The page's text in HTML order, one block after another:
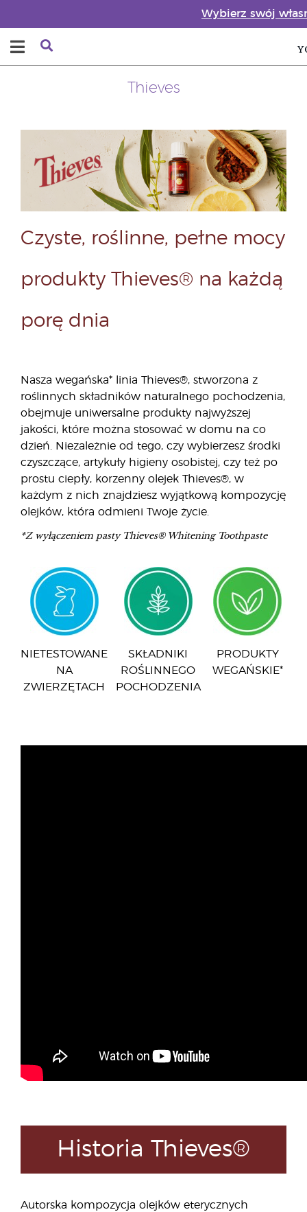
Wybierz swój
Thieves
Czyste, roślinne, pełne mocy
produkty Thieves® na każdą
porę dnia
Nasza wegańska* linia Thieves®, stworzona z
roślinnych składników naturalnego pochodzenia,
obejmuje uniwersalne produkty najwyższej
jakości, które można stosować w domu na co
dzień. Niezależnie od tego, czy wybierzesz środki
czyszczące, artykuły higieny osobistej, czy też po
prostu ciepły, korzenny olejek Thieves®, w
każdym z nich znajdziesz wyjątkową kompozycję
olejków, która odmieni Twoje życie.
*Z wyłączeniem pasty Thieves® Whitening Toothpaste
NIETESTOWANE
NA
ZWIERZĘTACH
SKŁADNIKI
ROŚLINNEGO
POCHODZENIA
PRODUKTY
WEGAŃSKIE*
Historia Thieves®
Autorska kompozycja olejków eterycznych